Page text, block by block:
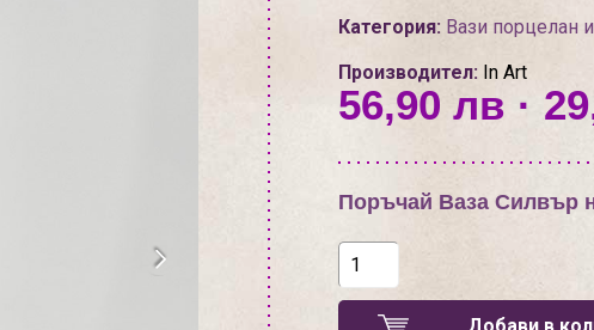
Категория: Вази порцелан
Производител:In Art
56,90 лв ·
Поръчай Ваза Силвър